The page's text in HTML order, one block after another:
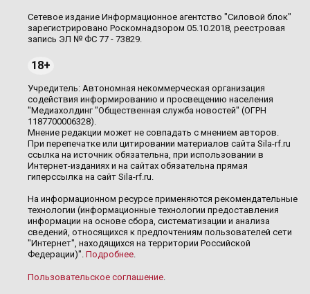
Сетевое издание Информационное агентство "Силовой блок"
зарегистрировано Роскомнадзором 05.10.2018, реестровая
запись ЭЛ № ФС 77 - 73829.
18+
Учредитель: Автономная некоммерческая организация
содействия информированию и просвещению населения
"Медиахолдинг "Общественная служба новостей" (ОГРН
1187700006328).
Мнение редакции может не совпадать с мнением авторов.
При перепечатке или цитировании материалов сайта Sila-rf.ru
ссылка на источник обязательна, при использовании в
Интернет-изданиях и на сайтах обязательна прямая
гиперссылка на сайт Sila-rf.ru.
На информационном ресурсе применяются рекомендательные
технологии (информационные технологии предоставления
информации на основе сбора, систематизации и анализа
сведений, относящихся к предпочтениям пользователей сети
"Интернет", находящихся на территории Российской
Федерации)". Подробнее.
Пользовательское соглашение.